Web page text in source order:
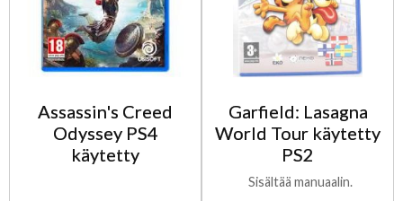
Assassin's Creed
Odyssey PS4
käytetty
Garfield: Lasagna
World Tour käytetty
PS2
Sisältää manuaalin.